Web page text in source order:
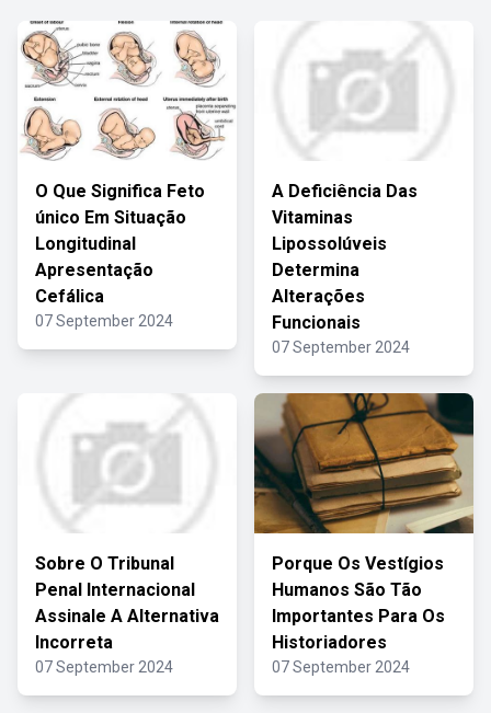
O Que Significa Feto
único Em Situação
Longitudinal
Apresentação
Cefálica
07 September 2024
A Deficiência Das
Vitaminas
Lipossolúveis
Determina
Alterações
Funcionais
07 September 2024
Sobre O Tribunal
Penal Internacional
Assinale A Alternativa
Incorreta
07 September 2024
Porque Os Vestígios
Humanos São Tão
Importantes Para Os
Historiadores
07 September 2024